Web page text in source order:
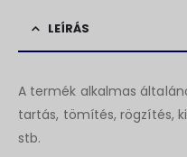
LEÍRÁS
A termék alkalmas
tartás, tömítés, rögzítés,
stb.